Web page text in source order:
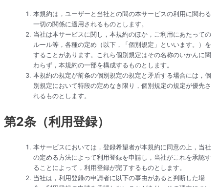
本規約は，ユーザーと当社との間の本サービスの利用に関わる
一切の関係に適用されるものとします。
当社は本サービスに関し，本規約のほか，ご利用にあたっての
ルール等，各種の定め（以下，「個別規定」といいます。）を
することがあります。これら個別規定はその名称のいかんに関
わらず，本規約の一部を構成するものとします。
本規約の規定が前条の個別規定の規定と矛盾する場合には，個
別規定において特段の定めなき限り，個別規定の規定が優先さ
れるものとします。
第2条（利用登録）
本サービスにおいては，登録希望者が本規約に同意の上，当社
の定める方法によって利用登録を申請し，当社がこれを承認す
ることによって，利用登録が完了するものとします。
当社は，利用登録の申請者に以下の事由があると判断した場